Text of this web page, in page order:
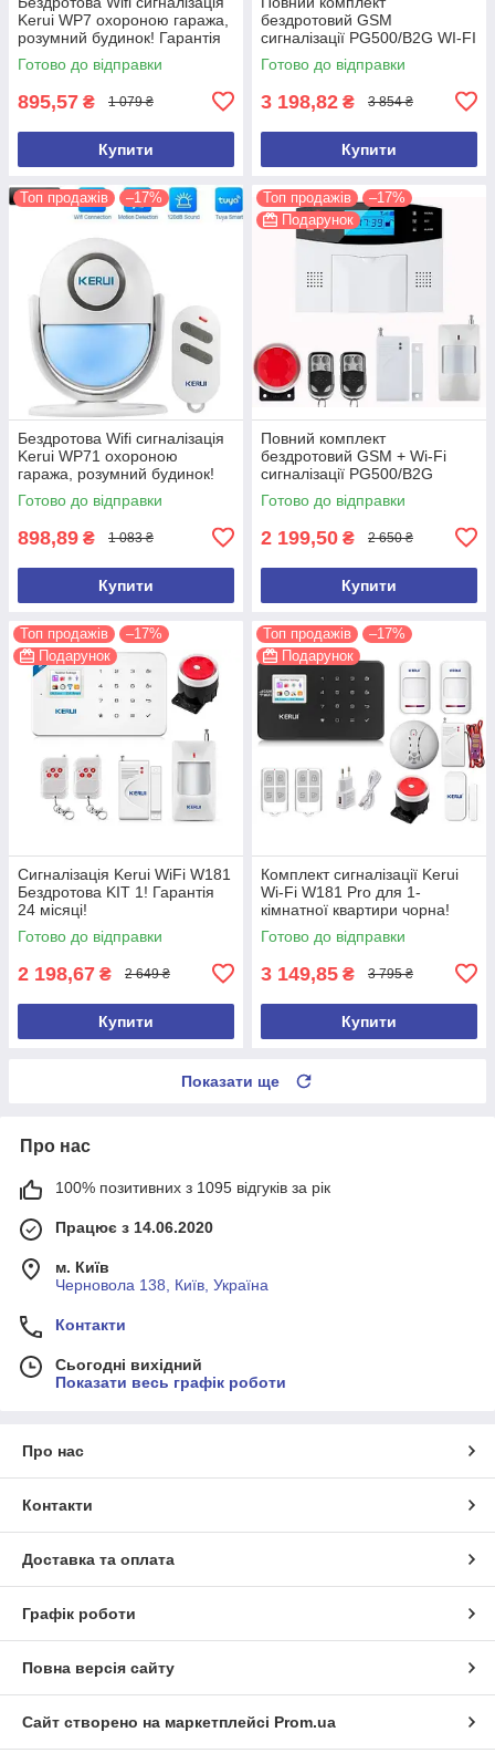
Kerui WP7 охороною гаража,
розумний будинок! Гарантія
24 місяці!
Готово до відправки
895,57 ₴ 1 079 ₴
Купити
бездротовий GSM
сигналізації PG500/B2G WI-FI
ВЕРСІЯ! НОВИНКА 2023
року! Tuya Smart
Готово до відправки
3 198,82 ₴ 3 854 ₴
Купити
Топ продажів –17%
Бездротова Wifi сигналізація
Kerui WP71 охороною
гаража, розумний будинок!
Гарантія 24 місяці!
Готово до відправки
898,89 ₴ 1 083 ₴
Купити
Топ продажів
–17%
Подарунок
Повний комплект
бездротовий GSM + Wi-Fi
сигналізації PG500/B2G
Акція! Гарантія 24 місяці!
(версія 2026 року)
Готово до відправки
2 199,50 ₴ 2 650 ₴
Купити
Топ продажів
–17%
Подарунок
Сигналізація Kerui WiFi W181
Бездротова KIT 1! Гарантія
24 місяці!
Готово до відправки
2 198,67 ₴ 2 649 ₴
Купити
Топ продажів
–17%
Подарунок
Комплект сигналізації Kerui
Wi-Fi W181 Pro для 1-
кімнатної квартири чорна!
Гарантія 24 місяці!
Готово до відправки
3 149,85 ₴ 3 795 ₴
Купити
Показати ще
Про нас
100% позитивних з 1095 відгуків за рік
Працює з 14.06.2020
м. Київ
Черновола 138, Київ, Україна
Контакти
Сьогодні вихідний
Показати весь графік роботи
Про нас
Контакти
Доставка та оплата
Графік роботи
Повна версія сайту
Сайт створено на маркетплейсі Prom.ua